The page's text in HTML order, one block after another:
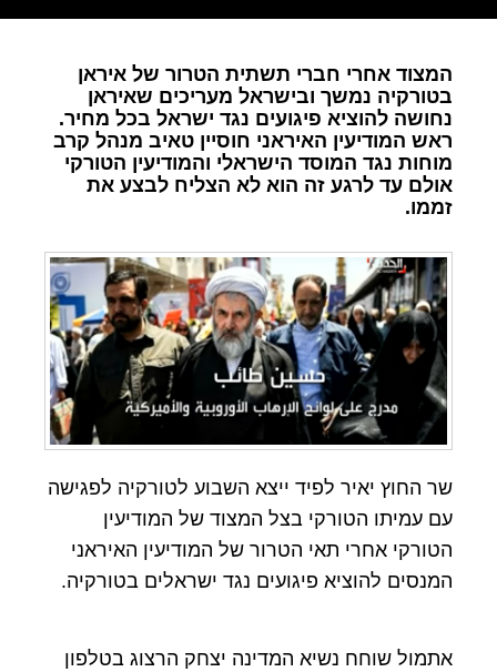
המצוד אחרי חברי תשתית הטרור של איראן
בטורקיה נמשך ובישראל מעריכים שאיראן
נחושה להוציא פיגועים נגד ישראל בכל מחיר.
ראש המודיעין האיראני חוסיין טאיב מנהל קרב
מוחות נגד המוסד הישראלי והמודיעין הטורקי
אולם עד לרגע זה הוא לא הצליח לבצע את
זממו.
שר החוץ יאיר לפיד ייצא השבוע לטורקיה לפגישה
עם עמיתו הטורקי בצל המצוד של המודיעין
הטורקי אחרי תאי הטרור של המודיעין האיראני
המנסים להוציא פיגועים נגד ישראלים בטורקיה.
אתמול שוחח נשיא המדינה יצחק הרצוג בטלפון